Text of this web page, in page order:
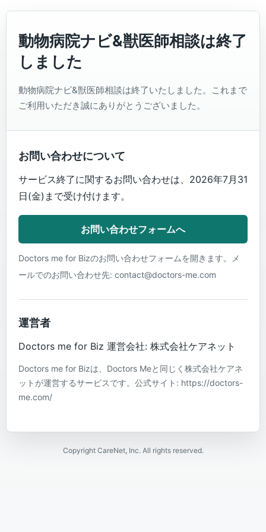
動物病院ナビ&獣医師相談は終了
しました
動物病院ナビ&獣医師相談は終了いたしました。これまで
ご利用いただき誠にありがとうございました。
お問い合わせについて
サービス終了に関するお問い合わせは、2026年7月31
日(金)まで受け付けます。
お問い合わせフォームへ
Doctors me for Bizのお問い合わせフォームを開きます。メ
ールでのお問い合わせ先: contact@doctors-me.com
運営者
Doctors me for Biz 運営会社: 株式会社ケアネット
Doctors me for Bizは、Doctors Meと同じく株式会社ケアネ
ットが運営するサービスです。公式サイト: https://doctors-
me.com/
Copyright CareNet, Inc. All rights reserved.